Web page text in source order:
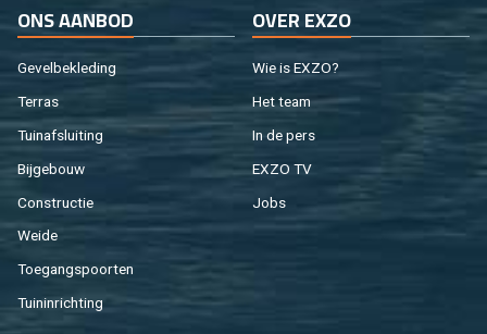
ONS AAN­BOD
Ge­vel­be­kle­ding
Ter­ras
Tuin­af­slui­ting
Bij­ge­bouw
Con­struc­tie
Weide
Toe­gangs­poor­ten
Tuin­in­rich­ting
OVER EXZO
Wie is EXZO?
Het team
In de pers
EXZO TV
Jobs